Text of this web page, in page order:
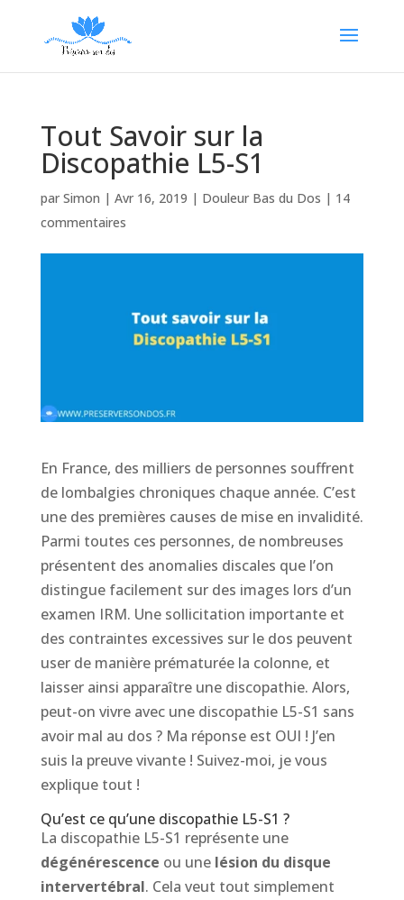
Tout Savoir sur la
Discopathie L5-S1
par Simon | Avr 16, 2019 | Douleur Bas du Dos | 14
commentaires
En France, des milliers de personnes souffrent
de lombalgies chroniques chaque année. C’est
une des premières causes de mise en invalidité.
Parmi toutes ces personnes, de nombreuses
présentent des anomalies discales que l’on
distingue facilement sur des images lors d’un
examen IRM. Une sollicitation importante et
des contraintes excessives sur le dos peuvent
user de manière prématurée la colonne, et
laisser ainsi apparaître une discopathie. Alors,
peut-on vivre avec une discopathie L5-S1 sans
avoir mal au dos ? Ma réponse est OUI ! J’en
suis la preuve vivante ! Suivez-moi, je vous
explique tout !
Qu’est ce qu’une discopathie L5-S1 ?
La discopathie L5-S1 représente une
dégénérescence ou une lésion du disque
intervertébral. Cela veut tout simplement